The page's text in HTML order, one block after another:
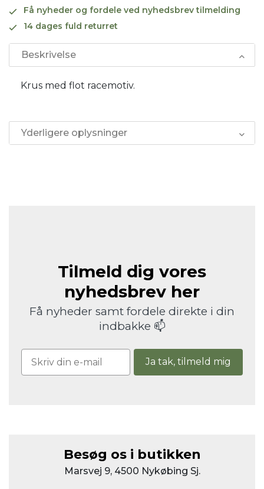
Få nyheder og fordele ved nyhedsbrev tilmelding
14 dages fuld returret
Beskrivelse
Krus med flot racemotiv.
Yderligere oplysninger
Tilmeld dig vores
nyhedsbrev her
Få nyheder samt fordele direkte i din
indbakke 📫
Ja tak, tilmeld mig
Besøg os i butikken
Marsvej 9, 4500 Nykøbing Sj.